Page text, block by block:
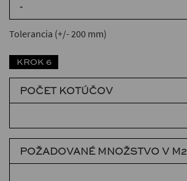
-
Tolerancia (+/- 200 mm)
KROK 6
POČET KOTÚČOV
POŽADOVANÉ MNOŽSTVO V M2